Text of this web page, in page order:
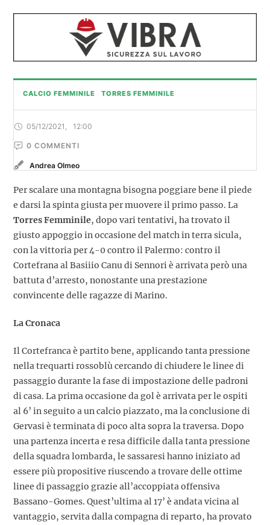
CALCIO FEMMINILE TORRES FEMMINILE
05/12/2021 , 12:00
0 COMMENTI
Andrea Olmeo
Per scalare una montagna bisogna poggiare bene il piede
e darsi la spinta giusta per muovere il primo passo. La
Torres Femminile, dopo vari tentativi, ha trovato il
giusto appoggio in occasione del match in terra sicula,
con la vittoria per 4-0 contro il Palermo: contro il
Cortefrana al Basiiio Canu di Sennori è arrivata però una
battuta d’arresto, nonostante una prestazione
convincente delle ragazze di Marino.
La Cronaca
Il Cortefranca è partito bene, applicando tanta pressione
nella trequarti rossoblù cercando di chiudere le linee di
passaggio durante la fase di impostazione delle padroni
di casa. La prima occasione da gol è arrivata per le ospiti
al 6’ in seguito a un calcio piazzato, ma la conclusione di
Gervasi è terminata di poco alta sopra la traversa. Dopo
una partenza incerta e resa difficile dalla tanta pressione
della squadra lombarda, le sassaresi hanno iniziato ad
essere più propositive riuscendo a trovare delle ottime
linee di passaggio grazie all’accoppiata offensiva
Bassano-Gomes. Quest’ultima al 17’ è andata vicina al
vantaggio, servita dalla compagna di reparto, ha provato